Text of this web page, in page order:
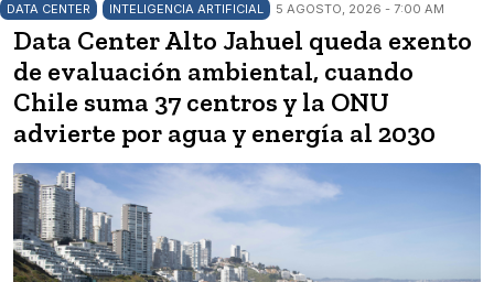
DATA CENTER
INTELIGENCIA ARTIFICIAL 5 AGOSTO, 2026 - 7:00 AM
Data Center Alto Jahuel queda exento
de evaluación ambiental, cuando
Chile suma 37 centros y la ONU
advierte por agua y energía al 2030